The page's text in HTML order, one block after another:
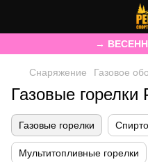
→
Снаряжение Газовое
Газовые горелки
Газовые горелки
Мультитопливные горелки